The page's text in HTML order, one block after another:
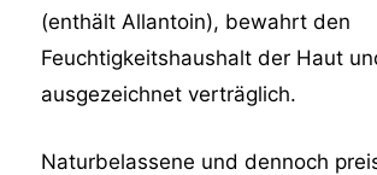
(enthält Allantoin), bewahrt den
Feuchtigkeitshaushalt der Haut
ausgezeichnet verträglich.
Naturbelassene und dennoch